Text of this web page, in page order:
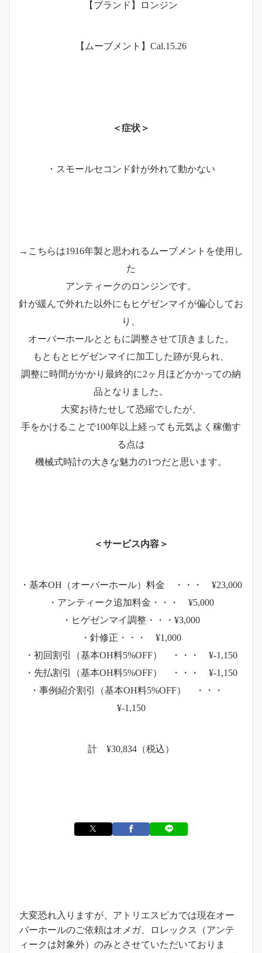
【ブランド】ロンジン
【ムーブメント】Cal.15.26
＜症状＞
・スモールセコンド針が外れて動かない
→こちらは1916年製と思われるムーブメントを使用し
た
アンティークのロンジンです。
針が緩んで外れた以外にもヒゲゼンマイが偏心してお
り、
オーバーホールとともに調整させて頂きました。
もともとヒゲゼンマイに加工した跡が見られ、
調整に時間がかかり最終的に2ヶ月ほどかかっての納
品となりました。
大変お待たせして恐縮でしたが、
手をかけることで100年以上経っても元気よく稼働す
る点は
機械式時計の大きな魅力の1つだと思います。
＜サービス内容＞
・基本OH（オーバーホール）料金 ・・・ ¥23,000
・アンティーク追加料金・・・ ¥5,000
・ヒゲゼンマイ調整・・・¥3,000
・針修正・・・ ¥1,000
・初回割引（基本OH料5%OFF） ・・・ ¥-1,150
・先払割引（基本OH料5%OFF） ・・・ ¥-1,150
・事例紹介割引（基本OH料5%OFF） ・・・
¥-1,150
計 ¥30,834（税込）
大変恐れ入りますが、アトリエスピカでは現在オー
バーホールのご依頼はオメガ、ロレックス（アンテ
ィークは対象外）のみとさせていただいておりま